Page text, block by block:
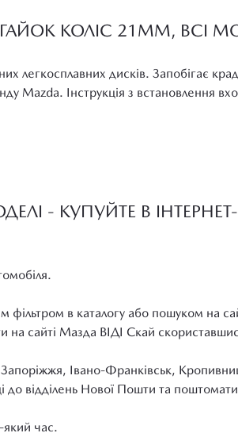
КОЛІС 21ММ, ВСІ
легкосплавних дисків. Запобігає
Інструкція з встановлення
- КУПУЙТЕ В
фільтром в каталогу або пошуком на
сайті Мазда ВІДІ Скай
Івано-Франківськ,
відділень Нової Пошти та
який час.